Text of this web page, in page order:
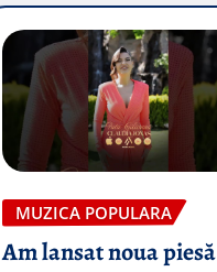
MUZICA POPULARA
Am lansat noua piesă